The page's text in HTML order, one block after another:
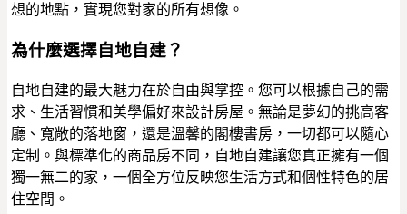
想的地點，實現您對家的所有想像。
為什麼選擇自地自建？
自地自建的最大魅力在於自由與掌控。您可以根據自己的需
求、生活習慣和美學偏好來設計房屋。無論是夢幻的挑高客
廳、寬敞的落地窗，還是溫馨的閣樓書房，一切都可以隨心
定制。與標準化的商品房不同，自地自建讓您真正擁有一個
獨一無二的家，一個全方位反映您生活方式和個性特色的居
住空間。